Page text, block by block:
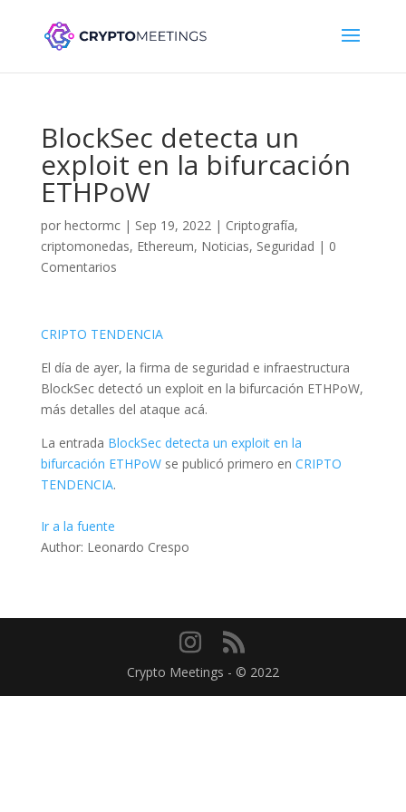
BlockSec detecta un
exploit en la bifurcación
ETHPoW
por hectormc| Sep 19, 2022| Criptografía,
criptomonedas, Ethereum, Noticias, Seguridad | 0
Comentarios
CRIPTO TENDENCIA
El día de ayer, la firma de seguridad e infraestructura
BlockSec detectó un exploit en la bifurcación ETHPoW,
más detalles del ataque acá.
La entrada BlockSec detecta un exploit en la
bifurcación ETHPoWse publicó primero en CRIPTO
TENDENCIA.
Ir a la fuente
Author: Leonardo Crespo
Crypto Meetings - © 2022